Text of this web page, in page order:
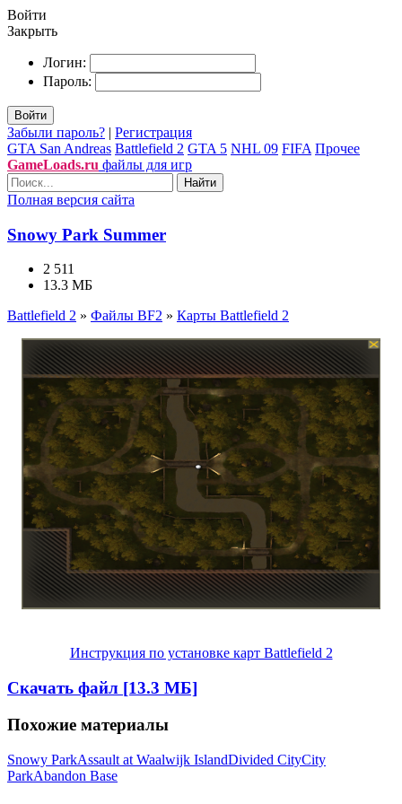
Войти
Закрыть
Логин:
Пароль:
Войти
Забыли пароль? | Регистрация
GTA San Andreas Battlefield 2 GTA 5 NHL 09 FIFA Прочее
GameLoads.ru файлы для игр
Найти
Полная версия сайта
Snowy Park Summer
2 511
13.3 МБ
Battlefield 2 » Файлы BF2 » Карты Battlefield 2
Инструкция по установке карт Battlefield 2
Скачать файл [13.3 МБ]
Похожие материалы
Snowy ParkAssault at Waalwijk IslandDivided CityCity
ParkAbandon Base